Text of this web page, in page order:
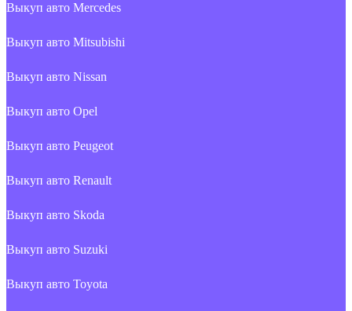
Выкуп авто Mercedes
Выкуп авто Mitsubishi
Выкуп авто Nissan
Выкуп авто Opel
Выкуп авто Peugeot
Выкуп авто Renault
Выкуп авто Skoda
Выкуп авто Suzuki
Выкуп авто Toyota